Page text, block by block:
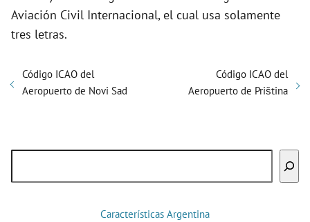
Aviación Civil Internacional, el cual usa solamente
tres letras.
Código ICAO del
Aeropuerto de Novi Sad
Código ICAO del
Aeropuerto de Priština
Características Argentina